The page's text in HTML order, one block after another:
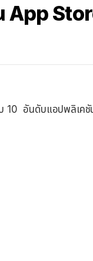
10 อันดับแอปพลิเค